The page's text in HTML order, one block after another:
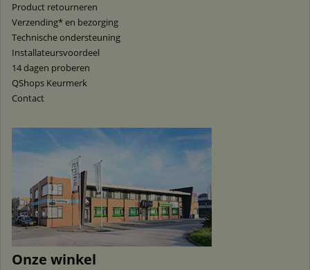
Product retourneren
Verzending* en bezorging
Technische ondersteuning
Installateursvoordeel
14 dagen proberen
QShops Keurmerk
Contact
Onze winkel